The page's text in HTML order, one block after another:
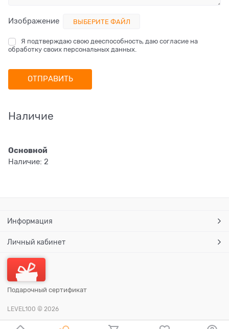
Изображение ВЫБЕРИТЕ ФАЙЛ
Я подтверждаю свою дееспособность, даю согласие на
обработку своих персональных данных.
Наличие
Основной
Наличие: 2
Информация
Личный кабинет
Подарочный сертификат
LEVEL100 © 2026